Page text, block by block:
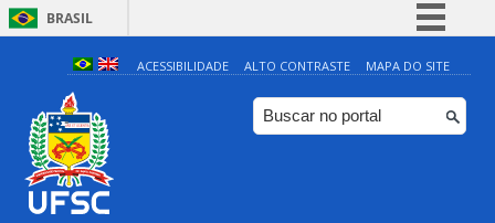
BRASIL
Simplifique!
Comunica BR
Participe
ACESSIBILIDADE ALTO CONTRASTE MAPA DO SITE